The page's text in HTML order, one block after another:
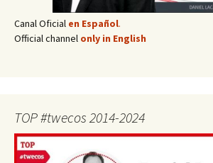
Canal Oficial en Español.
Official channel only in English
TOP #twecos 2014-2024